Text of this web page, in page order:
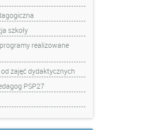
szkoły
realizowane
zajęć dydaktycznych
PSP27